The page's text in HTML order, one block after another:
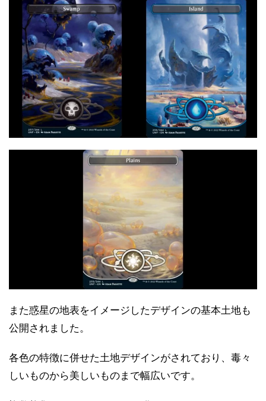
また惑星の地表をイメージしたデザインの基本土地も
公開されました。
各色の特徴に併せた土地デザインがされており、毒々
しいものから美しいものまで幅広いです。